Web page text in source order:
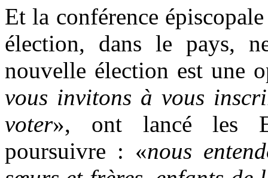
Et la conférence
élection, dans le pays,
nouvelle élection est une
vous invitons à vous
voter», ont lancé les
poursuivre : «nous